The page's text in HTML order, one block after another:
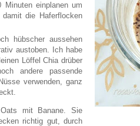
einplanen um
die Haferflocken
hübscher aussehen
austoben. Ich habe
Löffel Chia drüber
andere passende
verwenden, ganz
mit Banane. Sie
richtig gut, durch